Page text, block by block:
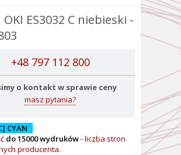
ES3032 C niebieski -
+48 797 112 800
o kontakt w sprawie ceny
masz pytania?
CYAN
do 15000 wydruków- liczba stron
producenta.